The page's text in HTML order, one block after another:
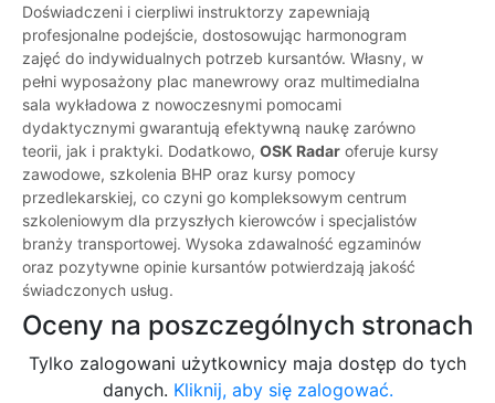
Doświadczeni i cierpliwi instruktorzy zapewniają
profesjonalne podejście, dostosowując harmonogram
zajęć do indywidualnych potrzeb kursantów. Własny, w
pełni wyposażony plac manewrowy oraz multimedialna
sala wykładowa z nowoczesnymi pomocami
dydaktycznymi gwarantują efektywną naukę zarówno
teorii, jak i praktyki. Dodatkowo, OSK Radar oferuje kursy
zawodowe, szkolenia BHP oraz kursy pomocy
przedlekarskiej, co czyni go kompleksowym centrum
szkoleniowym dla przyszłych kierowców i specjalistów
branży transportowej. Wysoka zdawalność egzaminów
oraz pozytywne opinie kursantów potwierdzają jakość
świadczonych usług.
Oceny na poszczególnych stronach
Tylko zalogowani użytkownicy maja dostęp do tych
danych. Kliknij, aby się zalogować.